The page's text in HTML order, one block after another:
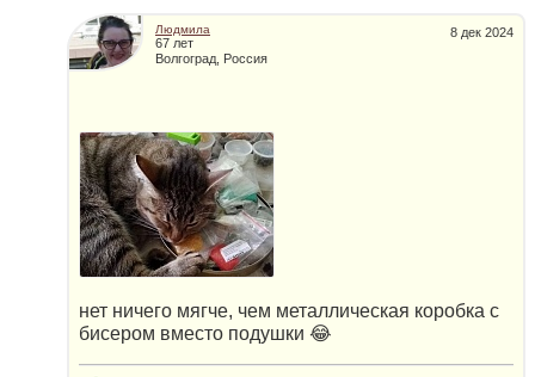
8 дек 2024
Людмила
67 лет
Волгоград, Россия
нет ничего мягче, чем металлическая коробка с
бисером вместо подушки 😂